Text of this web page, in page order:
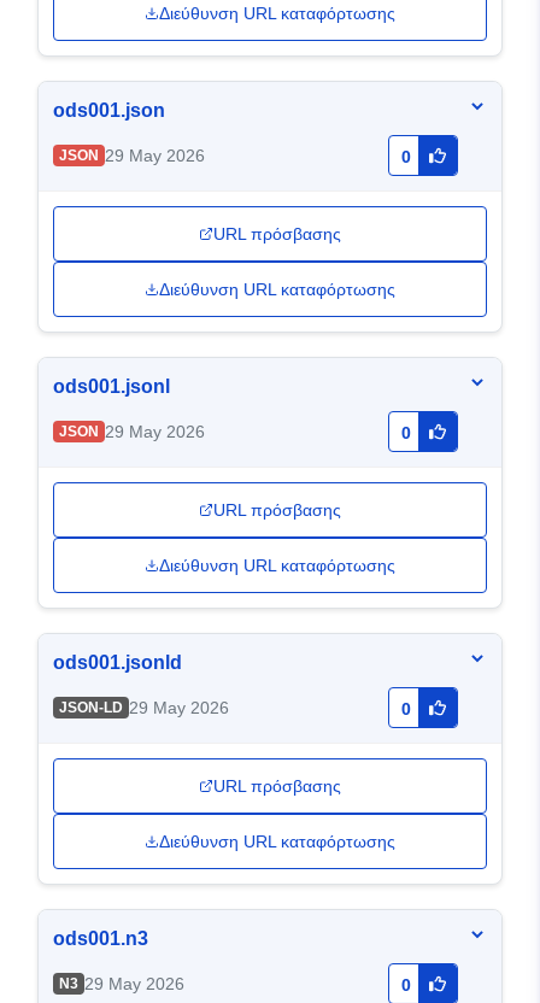
Διεύθυνση URL καταφόρτωσης
ods001.json
JSON 29 May 2026 0
URL πρόσβασης
Διεύθυνση URL καταφόρτωσης
ods001.jsonl
JSON 29 May 2026 0
URL πρόσβασης
Διεύθυνση URL καταφόρτωσης
ods001.jsonld
JSON-LD 29 May 2026 0
URL πρόσβασης
Διεύθυνση URL καταφόρτωσης
ods001.n3
N3 29 May 2026 0